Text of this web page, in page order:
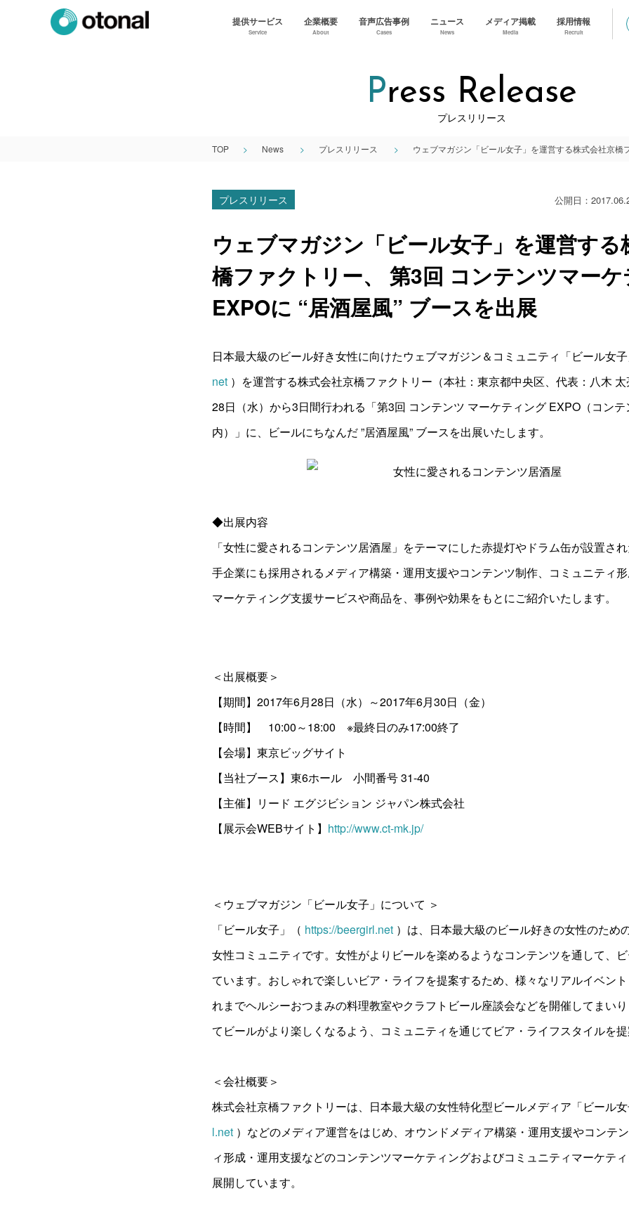
提供サービス
Service
企業概要
About
音声広告事例
Cases
ニュース
News
メディア掲載
Media
採用情報
Recruit
Press Release
プレスリリース
TOP News プレスリリース
プレスリリース 公開日：
ウェブマガジン「ビール女子」を運営する
橋ファクトリー、 第3回 コンテンツマー
EXPOに “居酒屋風” ブースを出展
日本最大級のビール好き女性に向けたウェブマガジン＆コミュニティ「ビール女
net ）を運営する株式会社京橋ファクトリー（本社：東京都中央区、代表：八木
28日（水）から3日間行われる「第3回 コンテンツ マーケティング EXPO（コン
内）」に、ビールにちなんだ ”居酒屋風” ブースを出展いたします。
◆出展内容
「女性に愛されるコンテンツ居酒屋」をテーマにした赤提灯やドラム缶が設置さ
手企業にも採用されるメディア構築・運用支援やコンテンツ制作、コミュニティ
マーケティング支援サービスや商品を、事例や効果をもとにご紹介いたします。
＜出展概要＞
【期間】2017年6月28日（水）～2017年6月30日（金）
【時間】 10:00～18:00 ※最終日のみ17:00終了
【会場】東京ビッグサイト
【当社ブース】東6ホール 小間番号 31-40
【主催】リード エグジビション ジャパン株式会社
【展示会WEBサイト】 http://www.ct-mk.jp/
＜ウェブマガジン「ビール女子」について ＞
「ビール女子」（ https://beergirl.net ）は、日本最大級のビール好きの女性のため
女性コミュニティです。女性がよりビールを楽めるようなコンテンツを通して、
ています。おしゃれで楽しいビア・ライフを提案するため、様々なリアルイベン
れまでヘルシーおつまみの料理教室やクラフトビール座談会などを開催してまい
てビールがより楽しくなるよう、コミュニティを通じてビア・ライフスタイルを提
＜会社概要＞
株式会社京橋ファクトリーは、日本最大級の女性特化型ビールメディア「ビール
l.net ）などのメディア運営をはじめ、オウンドメディア構築・運用支援やコンテ
ィ形成・運用支援などのコンテンツマーケティングおよびコミュニティマーケテ
展開しています。